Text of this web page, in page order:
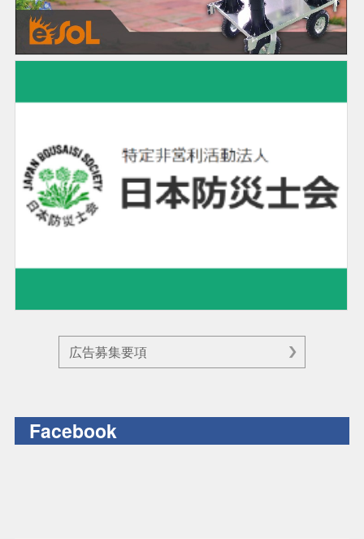
広告募集要項
Facebook